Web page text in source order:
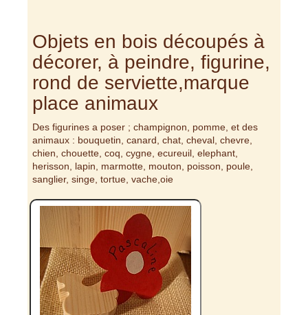
Objets en bois découpés à
décorer, à peindre, figurine,
rond de serviette,marque
place animaux
Des figurines a poser ; champignon, pomme, et des
animaux : bouquetin, canard, chat, cheval, chevre,
chien, chouette, coq, cygne, ecureuil, elephant,
herisson, lapin, marmotte, mouton, poisson, poule,
sanglier, singe, tortue, vache,oie